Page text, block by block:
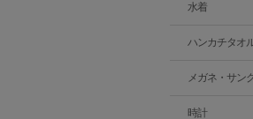
水着
ハンカチタオ
メガネ・サン
時計